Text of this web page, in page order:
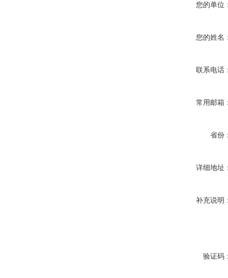
您的单位
您的姓名
联系电话
常用邮箱
省份
详细地址
补充说明
验证码